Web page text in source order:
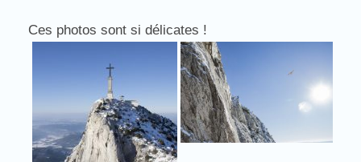
Ces photos sont si délicates !